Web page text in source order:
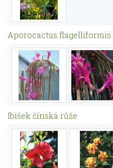
Aporocactus flagelliformis
Ibišek čínská růže